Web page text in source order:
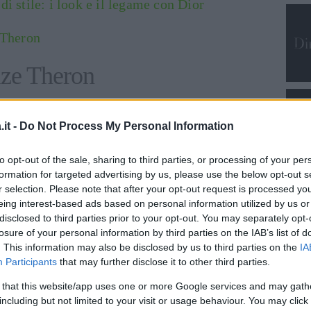
- Do Not Process My Personal Information
opt-out of the sale, sharing to third parties, or processing of your
for targeted advertising by us, please use the below opt-out
selection. Please note that after your opt-out request is processed
interest-based ads based on personal information utilized by us
to third parties prior to your opt-out. You may separately
of your personal information by third parties on the IAB’s list of
This information may also be disclosed by us to third parties on the
Participants that may further disclose it to other third parties.
that this website/app uses one or more Google services and may
but not limited to your visit or usage behaviour. You may
stile: i look e il legame con Dior
Theron
finalmente felice. Non solo per la
la sua vita privata. È mamma single a
del mondo come lo definisce lei stessa, e
di alcun compagno.
a leggere dopo la pubblicità
la battaglia sullaparità di generenel
degli animalie imatrimoni